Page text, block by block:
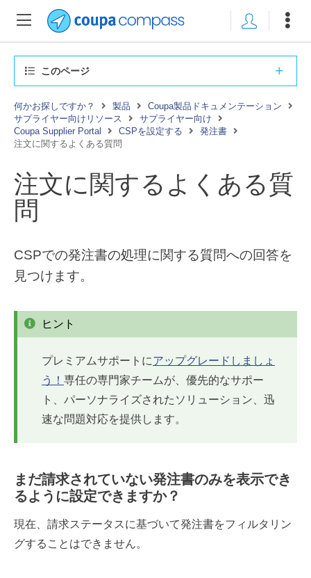
このページ
何かお探しですか？ 製品
Coupa製品ドキュメンテーション
サプライヤー向けリソース
サプライヤー向け
Coupa Supplier Portal
CSPを設定する
発注書
注文に関するよくある質問
注文に関するよくある質
問
CSPでの発注書の処理に関する質問への回答を
見つけます。
ヒント
プレミアムサポートにアップグレードしましょ
う！ 専任の専門家チームが、優先的なサポー
ト、パーソナライズされたソリューション、迅
速な問題対応を提供します。
まだ請求されていない発注書のみを表示でき
るように設定できますか？
現在、請求ステータスに基づいて発注書をフィルタリン
グすることはできません。